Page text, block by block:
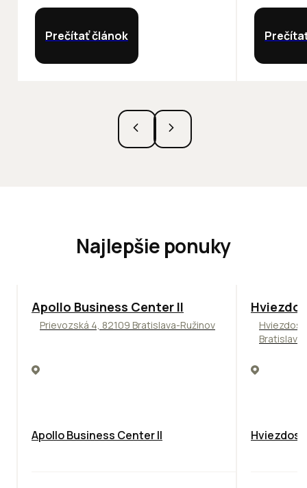
Prečítať článok
Najlepšie ponuky
TOP NOVINKA ODPORÚČAME
Apollo Business Center II
Prievozská 4, 82109 Bratislava-Ružinov
Apollo Business Center II